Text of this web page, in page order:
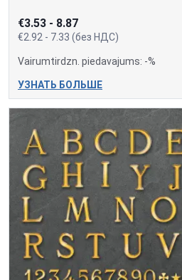
€3.53 - 8.87
€2.92 - 7.33 (без НДС)
Vairumtirdzn. piedavajums: -%
УЗНАТЬ БОЛЬШЕ